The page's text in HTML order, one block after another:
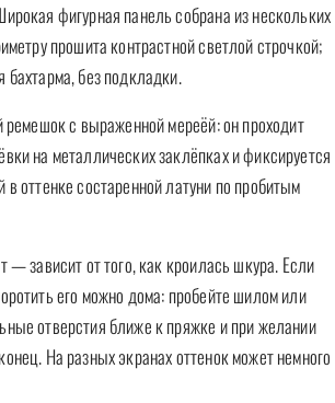
фигурная панель собрана из нескольких
прошита контрастной светлой строчкой;
без подкладки.
ремешок с выраженной мереёй: он проходит
на металлических заклёпках и фиксируется
в оттенке состаренной латуни по пробитым
— зависит от того, как кроилась шкура. Если
его можно дома: пробейте шилом или
отверстия ближе к пряжке и при желании
На разных экранах оттенок может немного